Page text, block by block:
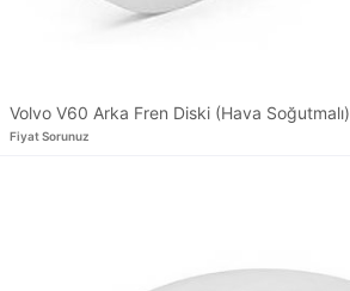
Volvo V60 Arka Fren Diski (Hava Soğutmalı)
Fiyat Sorunuz